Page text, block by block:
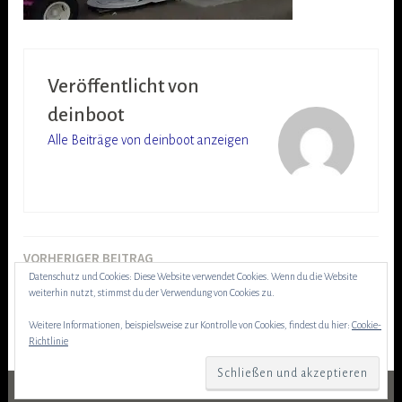
Veröffentlicht von
deinboot
Alle Beiträge von deinboot anzeigen
Beitragsnavigation
VORHERIGER BEITRAG
Header30.08.18
Datenschutz und Cookies: Diese Website verwendet Cookies. Wenn du die Website
weiterhin nutzt, stimmst du der Verwendung von Cookies zu.
Weitere Informationen, beispielsweise zur Kontrolle von Cookies, findest du hier: Cookie-
Richtlinie